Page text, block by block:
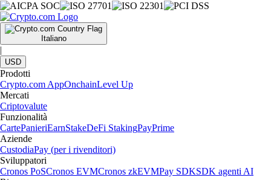
Italiano
|
USD
Prodotti
Crypto.com AppOnchainLevel Up
Mercati
Criptovalute
Funzionalità
CartePanieriEarnStakeDeFi StakingPayPrime
Aziende
CustodiaPay (per i rivenditori)
Sviluppatori
Cronos PoSCronos EVMCronos zkEVMPay SDKSDK agenti AI